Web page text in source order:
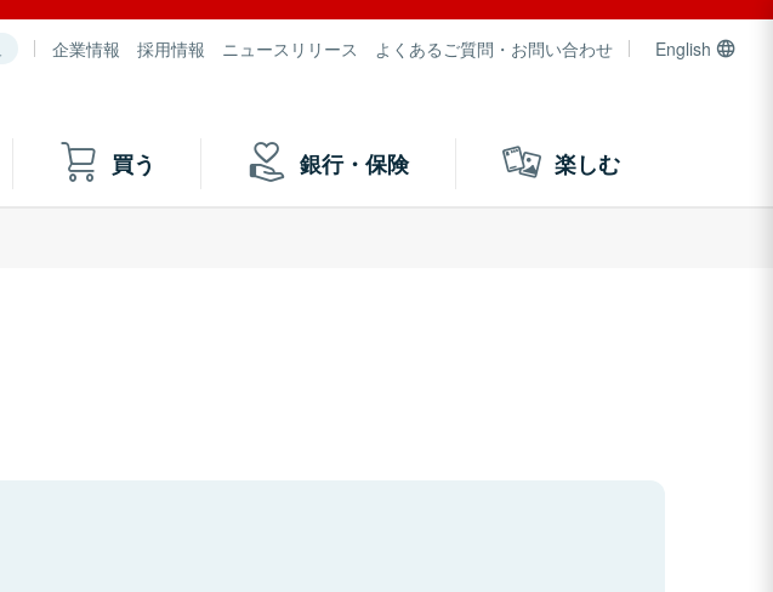
企業情報 採用情報 ニュースリリース よくあるご質問・お問い合わせ English
買う 銀行・保険 楽しむ